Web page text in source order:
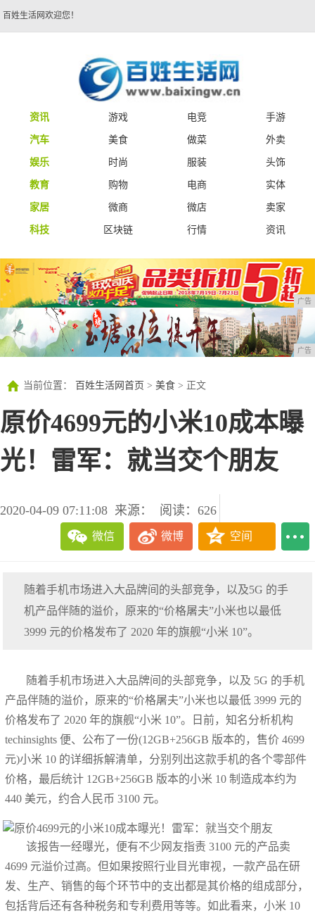
百姓生活网欢迎您！
资讯 游戏 电竞
手游
汽车
美食 做菜
外卖
娱乐
时尚 服装
头饰
教育
购物 电商
实体
家居
微商 微店
卖家
科技
区块链 行情 资讯
广告
广告
当前位置： 百姓生活网首页 > 美食 > 正文
原价4699元的小米10成本曝
光！雷军：就当交个朋友
2020-04-09 07:11:08 来源： 阅读：626
微信 微博 空间
随着手机市场进入大品牌间的头部竞争，以及5G 的手
机产品伴随的溢价，原来的“价格屠夫”小米也以最低
3999 元的价格发布了 2020 年的旗舰“小米 10”。
随着手机市场进入大品牌间的头部竞争，以及 5G 的手机
产品伴随的溢价，原来的“价格屠夫”小米也以最低 3999 元的
价格发布了 2020 年的旗舰“小米 10”。日前，知名分析机构
techinsights 便、公布了一份(12GB+256GB 版本的，售价 4699
元)小米 10 的详细拆解清单，分别列出这款手机的各个零部件
价格，最后统计 12GB+256GB 版本的小米 10 制造成本约为
440 美元，约合人民币 3100 元。
该报告一经曝光，便有不少网友指责 3100 元的产品卖
4699 元溢价过高。但如果按照行业目光审视，一款产品在研
发、生产、销售的每个环节中的支出都是其价格的组成部分，
包括背后还有各种税务和专利费用等等。如此看来，小米 10